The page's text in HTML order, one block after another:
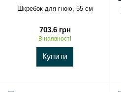
Шкребок для гною, 55 см
703.6 грн
В наявності
Купити